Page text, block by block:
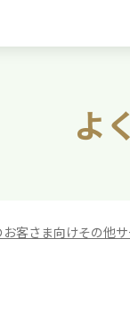
よ
客さま向けその他